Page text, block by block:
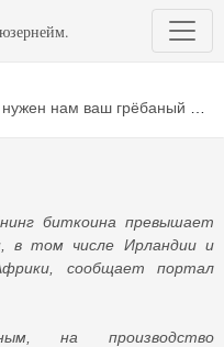
биткоина превышает
в том числе Ирландии и
сообщает портал
на производство